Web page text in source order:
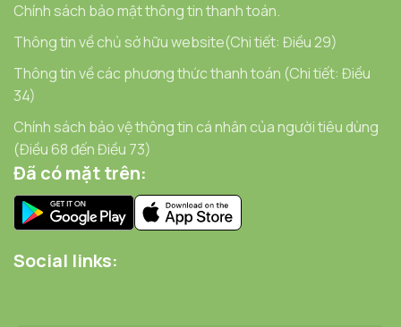
Chính sách bảo mật thông tin thanh toán.
Thông tin về chủ sở hữu website(Chi tiết: Điều 29)
Thông tin về các phương thức thanh toán (Chi tiết: Điều
34)
Chính sách bảo vệ thông tin cá nhân của người tiêu dùng
(Điều 68 đến Điều 73)
Đã có mặt trên:
Social links: